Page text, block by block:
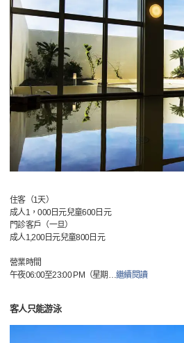
住客（1天）
成人1，000日元兒童600日元
門診客戶（一旦）
成人1,200日元兒童800日元
營業時間
午夜06:00至23:00 PM（星期…繼續閱讀
客人只能游泳